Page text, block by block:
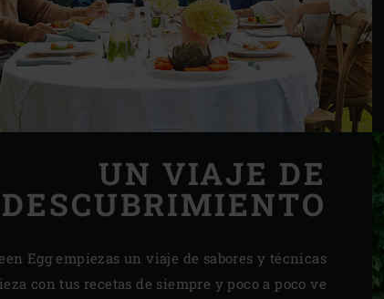
UN VIAJE DE
DESCUBRIMIENTO
Egg empiezas un viaje de sabores y técnicas
con tus recetas de siempre y poco a poco ve